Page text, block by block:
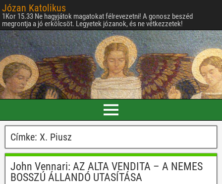
Józan Katolikus
1Kor 15.33 Ne hagyjátok magatokat félrevezetni! A gonosz beszéd
megrontja a jó erkölcsöt. Legyetek józanok, és ne vétkezzetek!
Címke: X. Piusz
John Vennari: AZ ALTA VENDITA – A NEMES
BOSSZÚ ÁLLANDÓ UTASÍTÁSA